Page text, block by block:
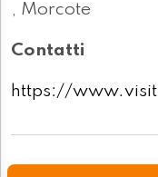
, Morcote
Contatti
https://